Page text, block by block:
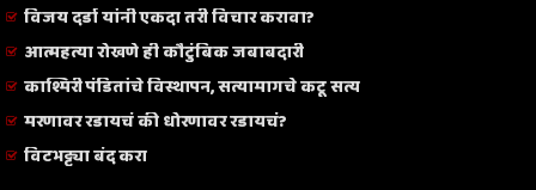
विजय दर्डा यांनी एकदा तरी विचार करावा?
आत्महत्या रोखणे ही कौटुंबिक जबाबदारी
काश्मिरी पंडितांचे विस्थापन, सत्यामागचे कटू सत्य
मरणावर रडायचं की धोरणावर रडायचं?
विटभट्ट्या बंद करा